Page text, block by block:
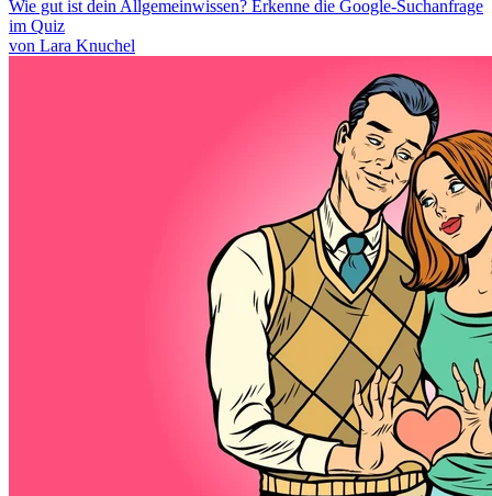
Wie gut ist dein Allgemeinwissen? Erkenne die Google-Suchanfrage
im Quiz
von Lara Knuchel